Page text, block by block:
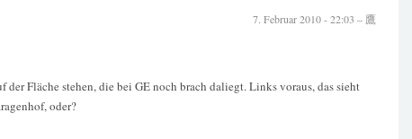
7. Februar 2010 - 22:03 – 鷹
Fläche stehen, die bei GE noch brach daliegt. Links voraus, das sieht
oder?